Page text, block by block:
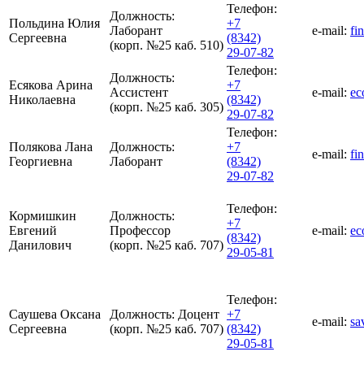
Польдина Юлия
Сергеевна
Должность:
Лаборант
(корп. №25 каб. 510)
Телефон:
+7
(8342)
29-07-82
e-mail:
Есякова Арина
Николаевна
Должность:
Ассистент
(корп. №25 каб. 305)
Телефон:
+7
(8342)
29-07-82
e-mail:
Полякова Лана
Георгиевна
Должность:
Лаборант
Телефон:
+7
(8342)
29-07-82
e-mail:
Кормишкин
Евгений
Данилович
Должность:
Профессор
(корп. №25 каб. 707)
Телефон:
+7
(8342)
29-05-81
e-mail:
Саушева Оксана
Сергеевна
Должность: Доцент
(корп. №25 каб. 707)
Телефон:
+7
(8342)
29-05-81
e-mail: